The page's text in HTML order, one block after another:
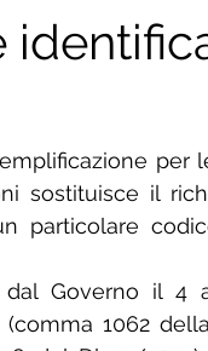
per
sostituisce il
particolare
Governo il 4
1062